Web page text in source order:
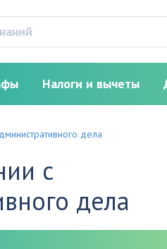
Налоги и вычеты
дела
с
дела